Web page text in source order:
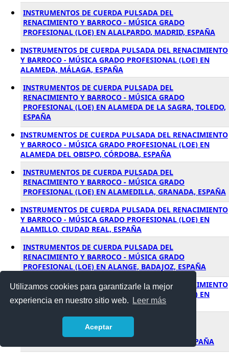
Utilizamos cookies para garantizarle la mejor
experiencia en nuestro sitio web.
Leer más
Aceptar
INSTRUMENTOS DE CUERDA PULSADA DEL
RENACIMIENTO Y BARROCO - MÚSICA GRADO
PROFESIONAL (LOE) EN ALALPARDO, MADRID, ESPAÑA
INSTRUMENTOS DE CUERDA PULSADA DEL RENACIMIENTO
Y BARROCO - MÚSICA GRADO PROFESIONAL (LOE) EN
ALAMEDA, MÁLAGA, ESPAÑA
INSTRUMENTOS DE CUERDA PULSADA DEL
RENACIMIENTO Y BARROCO - MÚSICA GRADO
PROFESIONAL (LOE) EN ALAMEDA DE LA SAGRA, TOLEDO,
ESPAÑA
INSTRUMENTOS DE CUERDA PULSADA DEL RENACIMIENTO
Y BARROCO - MÚSICA GRADO PROFESIONAL (LOE) EN
ALAMEDA DEL OBISPO, CÓRDOBA, ESPAÑA
INSTRUMENTOS DE CUERDA PULSADA DEL
RENACIMIENTO Y BARROCO - MÚSICA GRADO
PROFESIONAL (LOE) EN ALAMEDILLA, GRANADA, ESPAÑA
INSTRUMENTOS DE CUERDA PULSADA DEL RENACIMIENTO
Y BARROCO - MÚSICA GRADO PROFESIONAL (LOE) EN
ALAMILLO, CIUDAD REAL, ESPAÑA
INSTRUMENTOS DE CUERDA PULSADA DEL
RENACIMIENTO Y BARROCO - MÚSICA GRADO
PROFESIONAL (LOE) EN ALANGE, BADAJOZ, ESPAÑA
INSTRUMENTOS DE CUERDA PULSADA DEL RENACIMIENTO
Y BARROCO - MÚSICA GRADO PROFESIONAL (LOE) EN
ALANIS, SEVILLA, ESPAÑA
INSTRUMENTOS DE CUERDA PULSADA DEL
RENACIMIENTO Y BARROCO - MÚSICA GRADO
PROFESIONAL (LOE) EN ALAQUAS, VALENCIA, ESPAÑA